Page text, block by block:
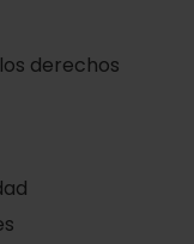
derechos